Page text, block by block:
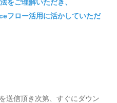
をご理解いただき、
フロー活用に活かしていただ
送信頂き次第、すぐにダウン